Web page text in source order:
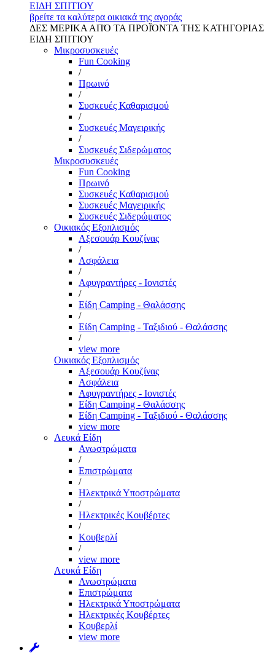
ΕΙΔΗ ΣΠΙΤΙΟΥ
βρείτε τα καλύτερα οικιακά της αγοράς
ΔΕΣ ΜΕΡΙΚΑ ΑΠΌ ΤΑ ΠΡΟΪΌΝΤΑ ΤΗΣ ΚΑΤΗΓΟΡΙΑΣ
ΕΙΔΗ ΣΠΙΤΙΟΥ
Μικροσυσκευές
Fun Cooking
/
Πρωινό
/
Συσκευές Καθαρισμού
/
Συσκευές Μαγειρικής
/
Συσκευές Σιδερώματος
Μικροσυσκευές
Fun Cooking
Πρωινό
Συσκευές Καθαρισμού
Συσκευές Μαγειρικής
Συσκευές Σιδερώματος
Οικιακός Εξοπλισμός
Αξεσουάρ Κουζίνας
/
Ασφάλεια
/
Αφυγραντήρες - Ιονιστές
/
Είδη Camping - Θαλάσσης
/
Είδη Camping - Ταξιδιού - Θαλάσσης
/
view more
Οικιακός Εξοπλισμός
Αξεσουάρ Κουζίνας
Ασφάλεια
Αφυγραντήρες - Ιονιστές
Είδη Camping - Θαλάσσης
Είδη Camping - Ταξιδιού - Θαλάσσης
view more
Λευκά Είδη
Ανωστρώματα
/
Επιστρώματα
/
Ηλεκτρικά Υποστρώματα
/
Ηλεκτρικές Κουβέρτες
/
Κουβερλί
/
view more
Λευκά Είδη
Ανωστρώματα
Επιστρώματα
Ηλεκτρικά Υποστρώματα
Ηλεκτρικές Κουβέρτες
Κουβερλί
view more